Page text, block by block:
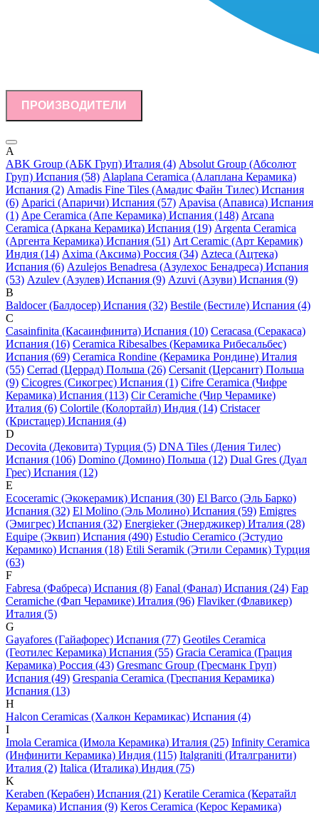
ПРОИЗВОДИТЕЛИ
A
ABK Group (АБК Груп) Италия (4) Absolut Group (Абсолют
Груп) Испания (58) Alaplana Ceramica (Алаплана Керамика)
Испания (2) Amadis Fine Tiles (Амадис Файн Тилес) Испания
(6) Aparici (Апаричи) Испания (57) Apavisa (Апависа) Испания
(1) Ape Ceramica (Апе Керамика) Испания (148) Arcana
Ceramica (Аркана Керамика) Испания (19) Argenta Ceramica
(Аргента Керамика) Испания (51) Art Ceramic (Арт Керамик)
Индия (14) Axima (Аксима) Россия (34) Azteca (Ацтека)
Испания (6) Azulejos Benadresa (Азулехос Бенадреса) Испания
(53) Azulev (Азулев) Испания (9) Azuvi (Азуви) Испания (9)
B
Baldocer (Балдосер) Испания (32) Bestile (Бестиле) Испания (4)
C
Casainfinita (Касаинфинита) Испания (10) Ceracasa (Серакаса)
Испания (16) Ceramica Ribesalbes (Керамика Рибесальбес)
Испания (69) Ceramica Rondine (Керамика Рондине) Италия
(55) Cerrad (Церрад) Польша (26) Cersanit (Церсанит) Польша
(9) Cicogres (Сикогрес) Испания (1) Cifre Ceramica (Чифре
Керамика) Испания (113) Cir Ceramiche (Чир Черамике)
Италия (6) Colortile (Колортайл) Индия (14) Cristacer
(Кристацер) Испания (4)
D
Decovita (Дековита) Турция (5) DNA Tiles (Дения Тилес)
Испания (106) Domino (Домино) Польша (12) Dual Gres (Дуал
Грес) Испания (12)
E
Ecoceramic (Экокерамик) Испания (30) El Barco (Эль Барко)
Испания (32) El Molino (Эль Молино) Испания (59) Emigres
(Эмигрес) Испания (32) Energieker (Энерджикер) Италия (28)
Equipe (Эквип) Испания (490) Estudio Ceramico (Эстудио
Керамико) Испания (18) Etili Seramik (Этили Серамик) Турция
(63)
F
Fabresa (Фабреса) Испания (8) Fanal (Фанал) Испания (24) Fap
Ceramiche (Фап Черамике) Италия (96) Flaviker (Флавикер)
Италия (5)
G
Gayafores (Гайафорес) Испания (77) Geotiles Ceramica
(Геотилес Керамика) Испания (55) Gracia Ceramica (Грация
Керамика) Россия (43) Gresmanc Group (Гресманк Груп)
Испания (49) Grespania Ceramica (Греспания Керамика)
Испания (13)
H
Halcon Ceramicas (Халкон Керамикас) Испания (4)
I
Imola Ceramica (Имола Керамика) Италия (25) Infinity Ceramica
(Инфинити Керамика) Индия (115) Italgraniti (Италгранити)
Италия (2) Italica (Италика) Индия (75)
K
Keraben (Керабен) Испания (21) Keratile Ceramica (Кератайл
Керамика) Испания (9) Keros Ceramica (Керос Керамика)